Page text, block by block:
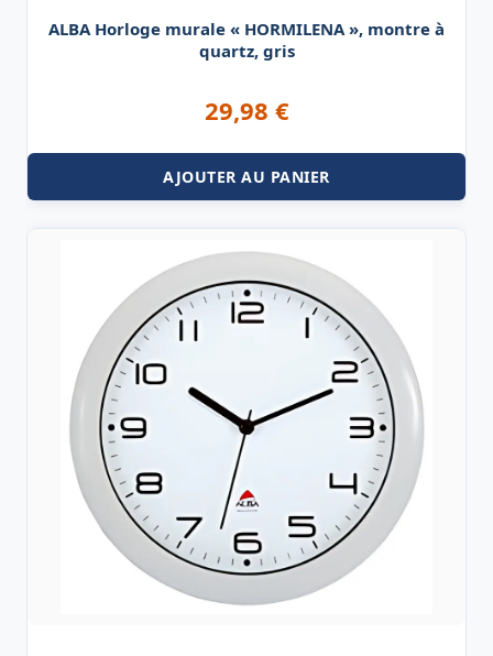
ALBA Horloge murale « HORMILENA », montre à
quartz, gris
29,98 €
AJOUTER AU PANIER